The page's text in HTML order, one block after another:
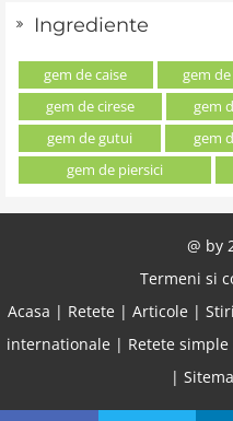
Ingrediente
gem de caise gem
gem de cirese
gem
gem de gutui
gem
gem de piersici
@ by
Termeni si
Acasa | Retete | Articole | Stiri
internationale| Retete
|